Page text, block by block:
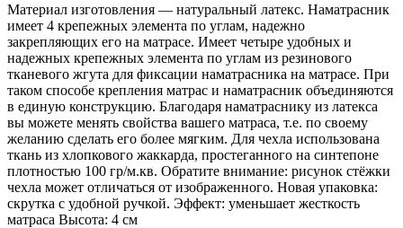
Материал изготовления — натуральный латекс. Наматрасник
имеет 4 крепежных элемента по углам, надежно
закрепляющих его на матрасе. Имеет четыре удобных и
надежных крепежных элемента по углам из резинового
тканевого жгута для фиксации наматрасника на матрасе. При
таком способе крепления матрас и наматрасник объединяются
в единую конструкцию. Благодаря наматраснику из латекса
вы можете менять свойства вашего матраса, т.е. по своему
желанию сделать его более мягким. Для чехла использована
ткань из хлопкового жаккарда, простеганного на синтепоне
плотностью 100 гр/м.кв. Обратите внимание: рисунок стёжки
чехла может отличаться от изображенного. Новая упаковка:
скрутка с удобной ручкой. Эффект: уменьшает жесткость
матраса Высота: 4 см